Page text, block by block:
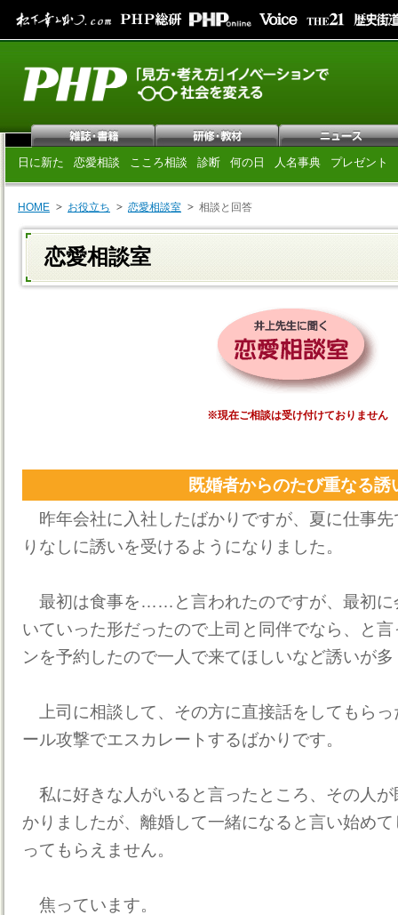
日に新た 恋愛相談 こころ相談 診断 何の日 人名事典 プレゼント
HOME お役立ち 恋愛相談室 相談と回答
恋愛相談室
※現在ご相談は受け付けておりません
既婚者からのたび重なる誘
昨年会社に入社したばかりですが、夏に仕事
りなしに誘いを受けるようになりました。
最初は食事を……と言われたのですが、最初に
いていった形だったので上司と同伴でなら、と
ンを予約したので一人で来てほしいなど誘いが
上司に相談して、その方に直接話をしてもら
ール攻撃でエスカレートするばかりです。
私に好きな人がいると言ったところ、その人
かりましたが、離婚して一緒になると言い始め
ってもらえません。
焦っています。